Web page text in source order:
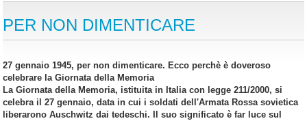
PER NON DIMENTICARE
27 gennaio 1945, per non dimenticare. Ecco perchè è doveroso
celebrare la Giornata della Memoria
La Giornata della Memoria, istituita in Italia con legge 211/2000, si
celebra il 27 gennaio, data in cui i soldati dell'Armata Rossa sovietica
liberarono Auschwitz dai tedeschi. Il suo significato è far luce sul